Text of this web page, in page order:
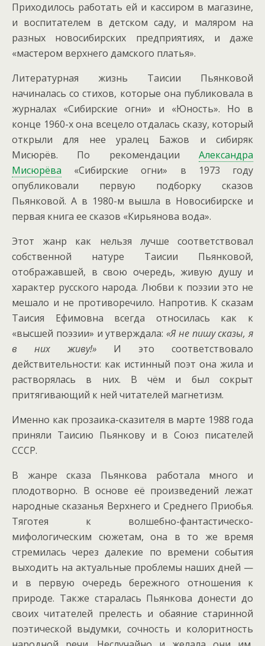
Приходилось работать ей и кассиром в магазине,
и воспитателем в детском саду, и маляром на
разных новосибирских предприятиях, и даже
«мастером верхнего дамского платья».
Литературная жизнь Таисии Пьянковой
начиналась со стихов, которые она публиковала в
журналах «Сибирские огни» и «Юность». Но в
конце 1960-х она всецело отдалась сказу, который
открыли для нее уралец Бажов и сибиряк
Мисюрёв. По рекомендации Александра
Мисюрёва «Сибирские огни» в 1973 году
опубликовали первую подборку сказов
Пьянковой. А в 1980-м вышла в Новосибирске и
первая книга ее сказов «Кирьянова вода».
Этот жанр как нельзя лучше соответствовал
собственной натуре Таисии Пьянковой,
отображавшей, в свою очередь, живую душу и
характер русского народа. Любви к поэзии это не
мешало и не противоречило. Напротив. К сказам
Таисия Ефимовна всегда относилась как к
«высшей поэзии» и утверждала: «Я не пишу сказы, я
в них живу!» И это соответствовало
действительности: как истинный поэт она жила и
растворялась в них. В чём и был сокрыт
притягивающий к ней читателей магнетизм.
Именно как прозаика-сказителя в марте 1988 года
приняли Таисию Пьянкову и в Союз писателей
СССР.
В жанре сказа Пьянкова работала много и
плодотворно. В основе её произведений лежат
народные сказанья Верхнего и Среднего Приобья.
Тяготея к волшебно-фантастическо-
мифологическим сюжетам, она в то же время
стремилась через далекие по времени события
выходить на актуальные проблемы наших дней —
и в первую очередь бережного отношения к
природе. Также старалась Пьянкова донести до
своих читателей прелесть и обаяние старинной
поэтической выдумки, сочность и колоритность